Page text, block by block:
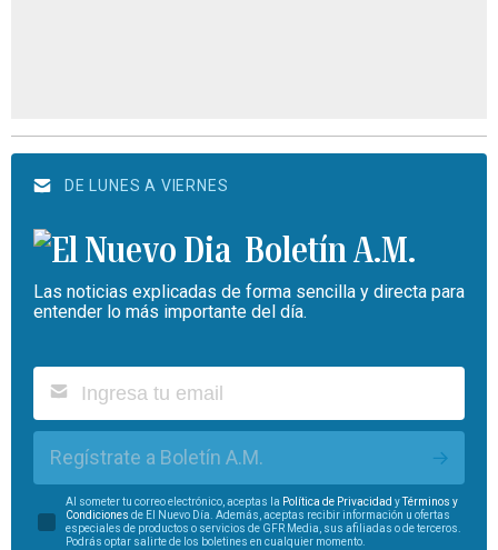
DE LUNES A VIERNES
Boletín A.M.
Las noticias explicadas de forma sencilla y directa para
entender lo más importante del día.
Regístrate a Boletín A.M.
Al someter tu correo electrónico, aceptas la Política de Privacidad yTérminos y
Condiciones de El Nuevo Día. Además, aceptas recibir información u ofertas
especiales de productos o servicios de GFR Media, sus afiliadas o de terceros.
Podrás optar salirte de los boletines en cualquier momento.